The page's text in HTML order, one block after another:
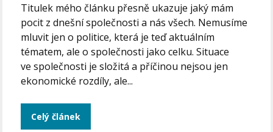
Titulek mého článku přesně ukazuje jaký mám
pocit z dnešní společnosti a nás všech. Nemusíme
mluvit jen o politice, která je teď aktuálním
tématem, ale o společnosti jako celku. Situace
ve společnosti je složitá a příčinou nejsou jen
ekonomické rozdíly, ale...
Celý článek